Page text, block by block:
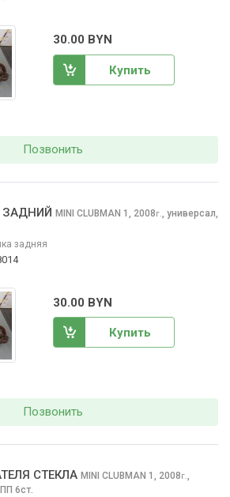
30.00 BYN
Купить
Позвонить
MINI CLUBMAN 1, 2008г.
универсал,
задняя
30.00 BYN
Купить
Позвонить
СТЕКЛА MINI CLUBMAN 1, 2008г.
6ст.